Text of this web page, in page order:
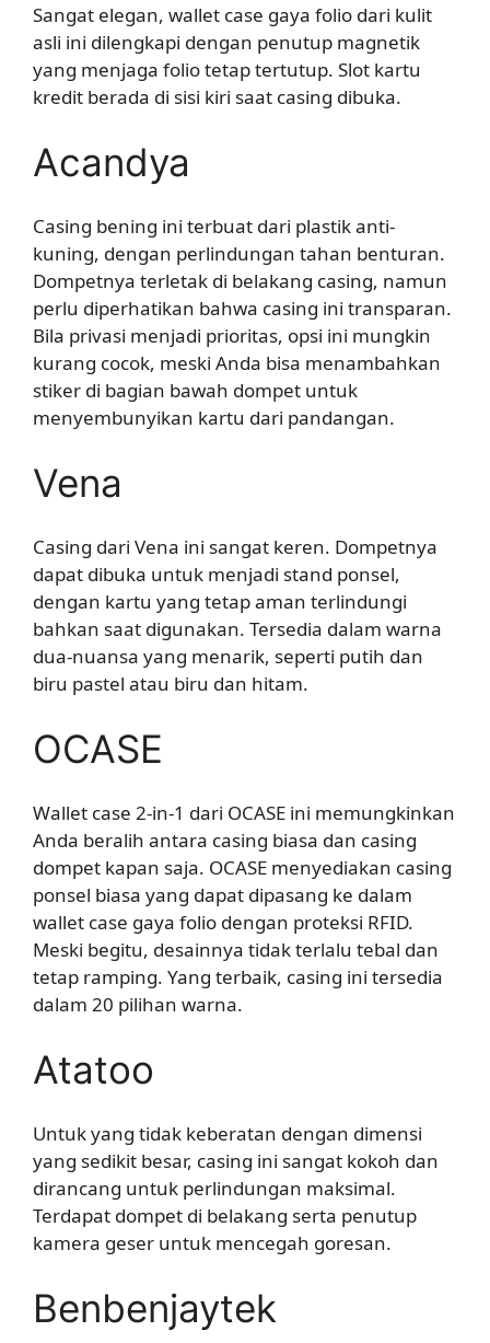
Sangat elegan, wallet case gaya folio dari kulit
asli ini dilengkapi dengan penutup magnetik
yang menjaga folio tetap tertutup. Slot kartu
kredit berada di sisi kiri saat casing dibuka.
Acandya
Casing bening ini terbuat dari plastik anti-
kuning, dengan perlindungan tahan benturan.
Dompetnya terletak di belakang casing, namun
perlu diperhatikan bahwa casing ini transparan.
Bila privasi menjadi prioritas, opsi ini mungkin
kurang cocok, meski Anda bisa menambahkan
stiker di bagian bawah dompet untuk
menyembunyikan kartu dari pandangan.
Vena
Casing dari Vena ini sangat keren. Dompetnya
dapat dibuka untuk menjadi stand ponsel,
dengan kartu yang tetap aman terlindungi
bahkan saat digunakan. Tersedia dalam warna
dua-nuansa yang menarik, seperti putih dan
biru pastel atau biru dan hitam.
OCASE
Wallet case 2-in-1 dari OCASE ini memungkinkan
Anda beralih antara casing biasa dan casing
dompet kapan saja. OCASE menyediakan casing
ponsel biasa yang dapat dipasang ke dalam
wallet case gaya folio dengan proteksi RFID.
Meski begitu, desainnya tidak terlalu tebal dan
tetap ramping. Yang terbaik, casing ini tersedia
dalam 20 pilihan warna.
Atatoo
Untuk yang tidak keberatan dengan dimensi
yang sedikit besar, casing ini sangat kokoh dan
dirancang untuk perlindungan maksimal.
Terdapat dompet di belakang serta penutup
kamera geser untuk mencegah goresan.
Benbenjaytek